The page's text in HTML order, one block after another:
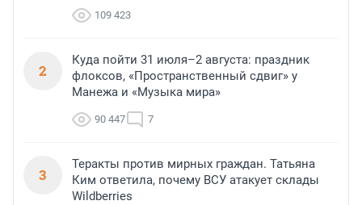
109 423
2
Куда пойти 31 июля–2 августа: праздник
флоксов, «Пространственный сдвиг» у
Манежа и «Музыка мира»
90 447 7
3
Теракты против мирных граждан. Татьяна
Ким ответила, почему ВСУ атакует склады
Wildberries